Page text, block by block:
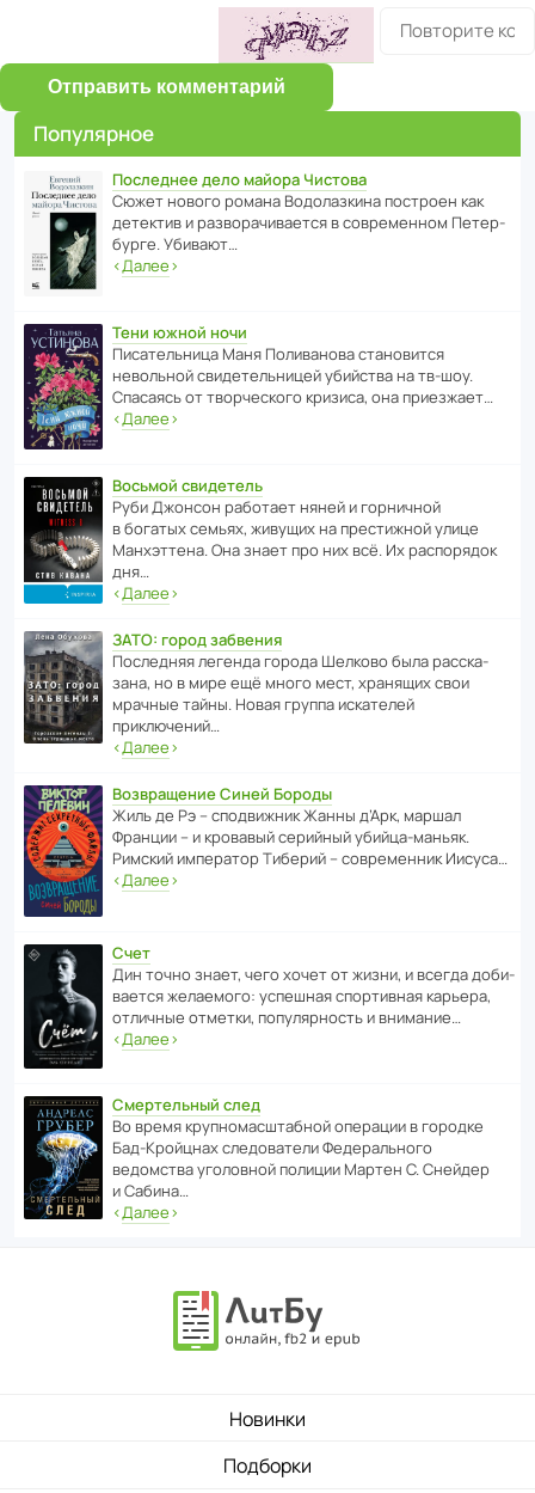
Отправить комментарий
Популярное
Последнее дело майора Чистова
Сюжет нового романа Водо­ла­з­кина пост­роен как
дете­ктив и разво­ра­чи­ва­ется в совре­менном Пете­р­
бурге. Убивают…
‹Далее›
Тени южной ночи
Писа­тель­ница Маня Поли­ва­нова стано­вится
невольной свиде­тель­ницей убийства на тв-шоу.
Спасаясь от твор­че­с­кого кризиса, она приезжает…
‹Далее›
Восьмой свидетель
Руби Джонсон рабо­тает няней и горни­чной
в богатых семьях, живущих на прес­ти­жной улице
Манх­эт­тена. Она знает про них всё. Их распо­рядок
дня…
‹Далее›
ЗАТО: город забвения
После­дняя легенда города Шелково была расска­
зана, но в мире ещё много мест, хранящих свои
мрачные тайны. Новая группа иска­телей
приключений…
‹Далее›
Возвращение Синей Бороды
Жиль де Рэ – спод­ви­жник Жанны д’Арк, маршал
Франции – и кровавый серийный убийца-маньяк.
Римский импе­ратор Тиберий – совре­менник Иисуса…
‹Далее›
Счет
Дин точно знает, чего хочет от жизни, и всегда доби­
ва­ется жела­е­мого: успе­шная спор­ти­вная карьера,
отли­чные отметки, попу­ля­р­ность и внимание…
‹Далее›
Смертельный след
Во время круп­но­мас­ш­та­бной операции в городке
Бад‑Крой­цнах следо­ва­тели Феде­раль­ного
ведомства уголо­вной полиции Мартен С. Снейдер
и Сабина…
‹Далее›
Новинки
Подборки